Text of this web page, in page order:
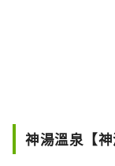
神湯溫泉【神